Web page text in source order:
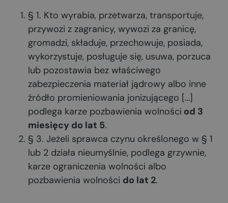
§ 1. Kto wyrabia, przetwarza, transportuje,
przywozi z zagranicy, wywozi za granicę,
gromadzi, składuje, przechowuje, posiada,
wykorzystuje, posługuje się, usuwa, porzuca
lub pozostawia bez właściwego
zabezpieczenia materiał jądrowy albo inne
źródło promieniowania jonizującego […]
podlega karze pozbawienia wolności od 3
miesięcy do lat 5.
§ 3. Jeżeli sprawca czynu określonego w § 1
lub 2 działa nieumyślnie, podlega grzywnie,
karze ograniczenia wolności albo
pozbawienia wolności do lat 2.